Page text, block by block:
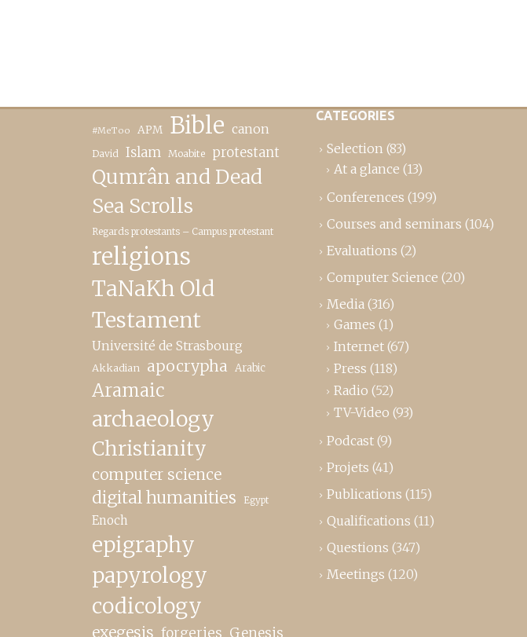
#MeToo APM Bible canon
David Islam Moabite protestant
Qumrân and Dead
Sea Scrolls
Regards protestants – Campus protestant
religions
TaNaKh Old
Testament
Université de Strasbourg
Akkadian apocrypha Arabic
Aramaic
archaeology
Christianity
computer science
digital humanities Egypt
Enoch
epigraphy
papyrology
codicology
exegesis forgeries Genesis
CATEGORIES
Selection (83)
At a glance (13)
Conferences (199)
Courses and seminars (104)
Evaluations (2)
Computer Science (20)
Media (316)
Games (1)
Internet (67)
Press (118)
Radio (52)
TV-Video (93)
Podcast (9)
Projets (41)
Publications (115)
Qualifications (11)
Questions (347)
Meetings (120)